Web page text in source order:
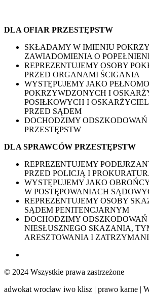
DLA OFIAR PRZESTĘPSTW
SKŁADAMY W IMIENIU
ZAWIADOMIENIA O
REPREZENTUJEMY OSOBY
PRZED ORGANAMI ŚCIGANIA
WYSTĘPUJEMY JAKO
POKRZYWDZONYCH I
POSIŁKOWYCH I
PRZED SĄDEM
DOCHODZIMY ODSZKODOWAŃ
PRZESTĘPSTW
DLA SPRAWCÓW PRZESTĘPSTW
REPREZENTUJEMY
PRZED POLICJĄ I
WYSTĘPUJEMY JAKO
W POSTĘPOWANIACH
REPREZENTUJEMY OSOBY
SĄDEM PENITENCJARNYM
DOCHODZIMY
NIESŁUSZNEGO SKAZANIA,
ARESZTOWANIA I
© 2024 Wszystkie prawa zastrzeżone
adwokat wrocław iwo klisz | prawo karne |